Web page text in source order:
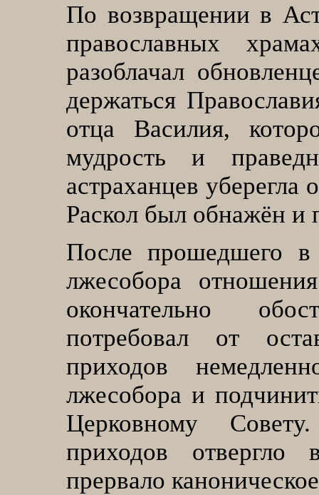
По возвращении в
православных
разоблачал
держаться
отца Василия,
мудрость и
астраханцев уберегла
Раскол был обнажён и
После прошедшего в
лжесобора
окончательно
потребовал от
приходов
лжесобора и
Церковному
приходов отвергло
прервало